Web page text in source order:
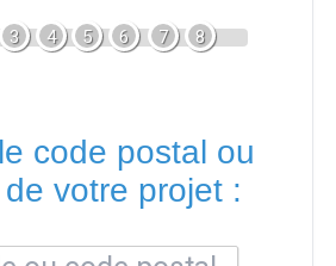
3 4 5 6 7 8
code postal ou
votre projet :